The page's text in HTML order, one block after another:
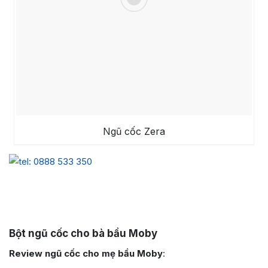
Ngũ cốc Zera
Bột ngũ cốc cho bà bầu Moby
Review ngũ cốc cho mẹ bầu Moby: